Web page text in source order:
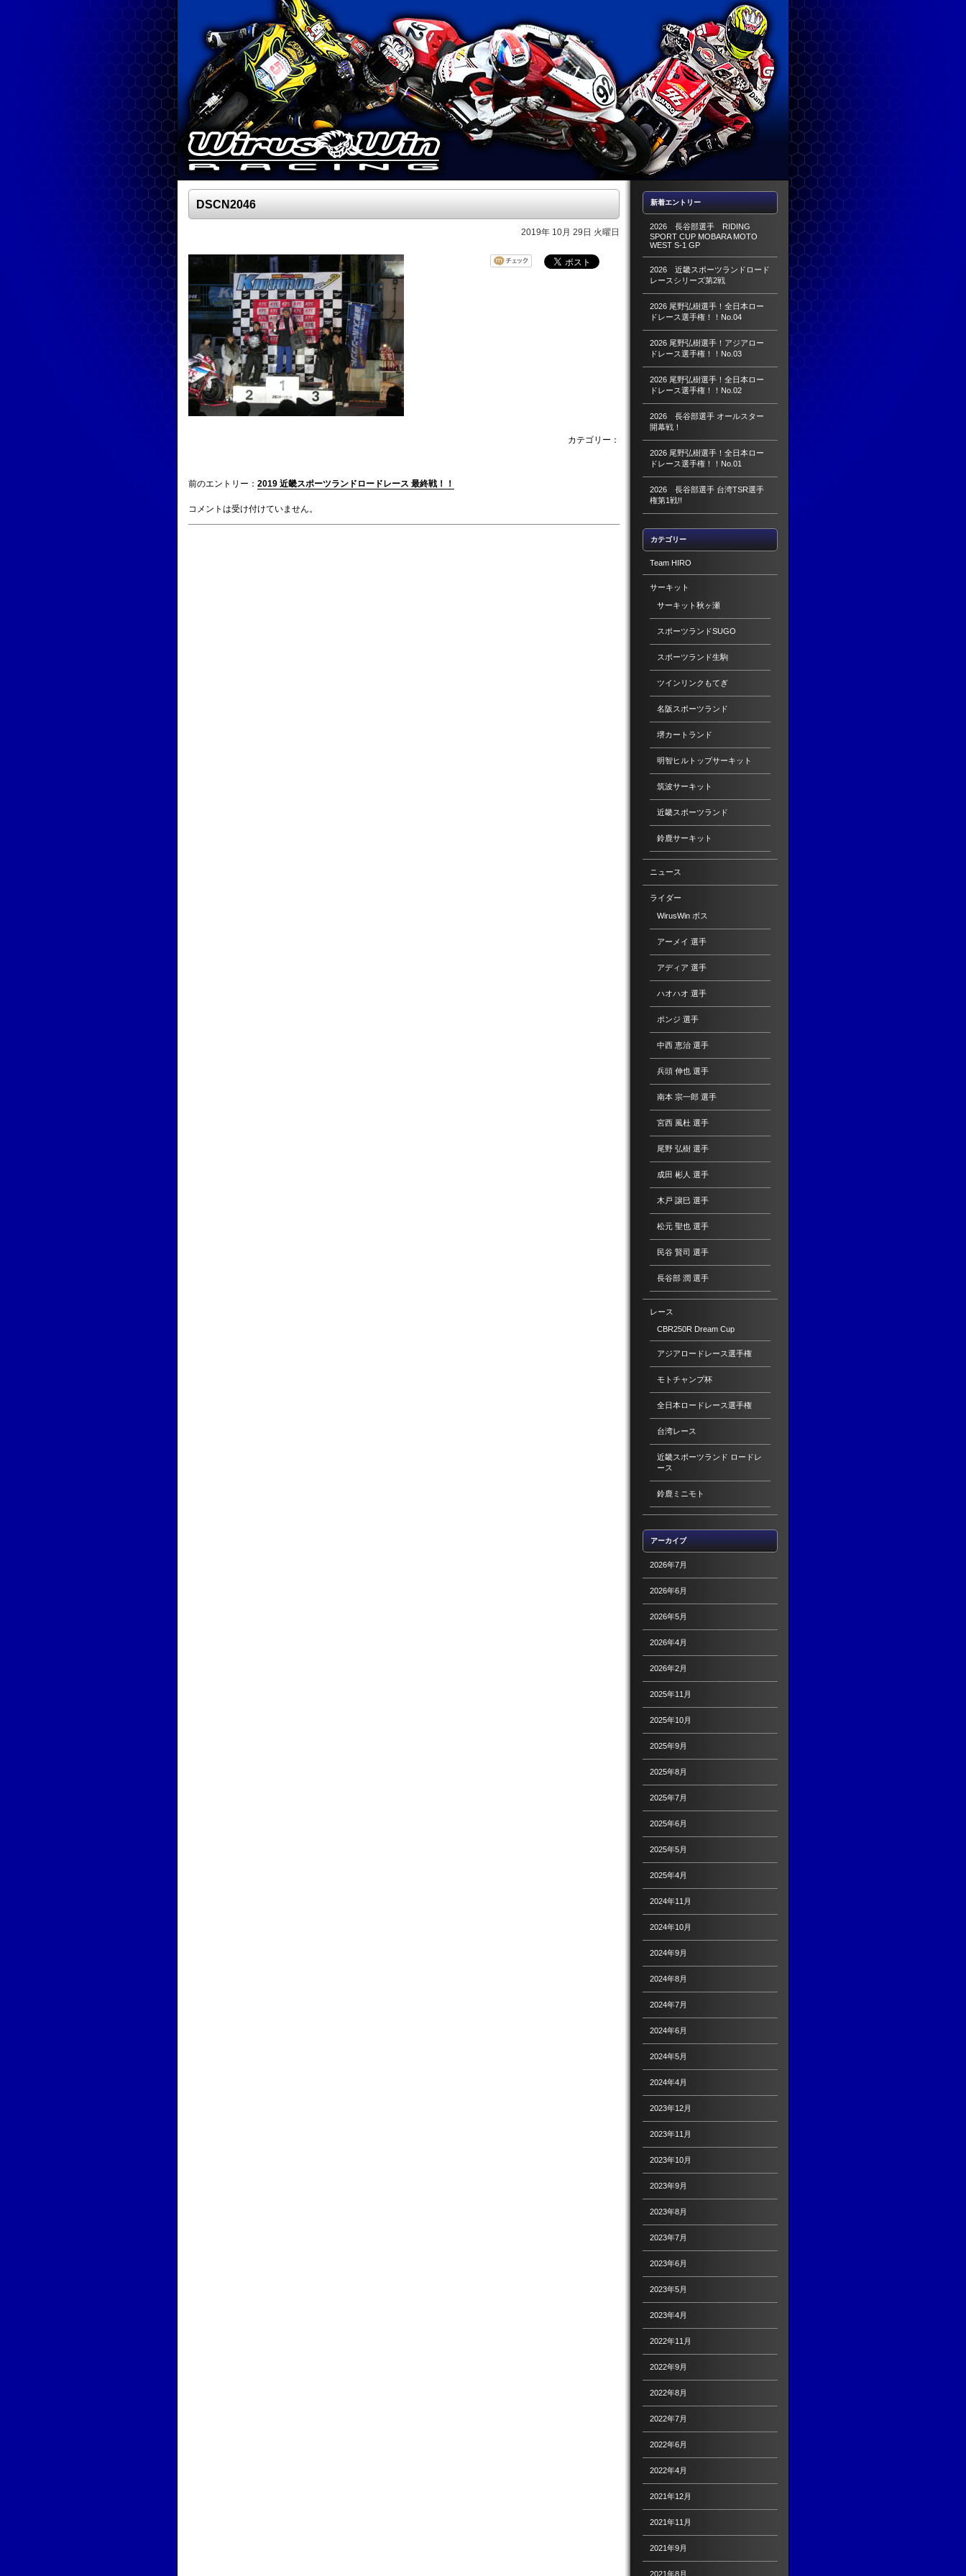
DSCN2046
2019年 10月 29日 火曜日
カテゴリー：
前のエントリー： 2019 近畿スポーツランドロードレース 最終戦！！
コメントは受け付けていません。
新着エントリー
2026 長谷部選手 RIDING
SPORT CUP MOBARA MOTO
WEST S-1 GP
2026 近畿スポーツランドロード
レースシリーズ第2戦
2026 尾野弘樹選手！全日本ロー
ドレース選手権！！No.04
2026 尾野弘樹選手！アジアロー
ドレース選手権！！No.03
2026 尾野弘樹選手！全日本ロー
ドレース選手権！！No.02
2026 長谷部選手 オールスター
開幕戦！
2026 尾野弘樹選手！全日本ロー
ドレース選手権！！No.01
2026 長谷部選手 台湾TSR選手
権第1戦!!
カテゴリー
Team HIRO
サーキット
サーキット秋ヶ瀬
スポーツランドSUGO
スポーツランド生駒
ツインリンクもてぎ
名阪スポーツランド
堺カートランド
明智ヒルトップサーキット
筑波サーキット
近畿スポーツランド
鈴鹿サーキット
ニュース
ライダー
WirusWin ボス
アーメイ 選手
アディア 選手
ハオハオ 選手
ポンジ 選手
中西 恵治 選手
兵頭 伸也 選手
南本 宗一郎 選手
宮西 風杜 選手
尾野 弘樹 選手
成田 彬人 選手
木戸 譲巳 選手
松元 聖也 選手
民谷 賢司 選手
長谷部 潤 選手
レース
CBR250R Dream Cup
アジアロードレース選手権
モトチャンプ杯
全日本ロードレース選手権
台湾レース
近畿スポーツランド ロードレ
ース
鈴鹿ミニモト
アーカイブ
2026年7月
2026年6月
2026年5月
2026年4月
2026年2月
2025年11月
2025年10月
2025年9月
2025年8月
2025年7月
2025年6月
2025年5月
2025年4月
2024年11月
2024年10月
2024年9月
2024年8月
2024年7月
2024年6月
2024年5月
2024年4月
2023年12月
2023年11月
2023年10月
2023年9月
2023年8月
2023年7月
2023年6月
2023年5月
2023年4月
2022年11月
2022年9月
2022年8月
2022年7月
2022年6月
2022年4月
2021年12月
2021年11月
2021年9月
2021年8月